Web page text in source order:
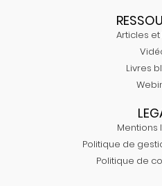
Articles
Livres
Mentions
Politique de
Politique de